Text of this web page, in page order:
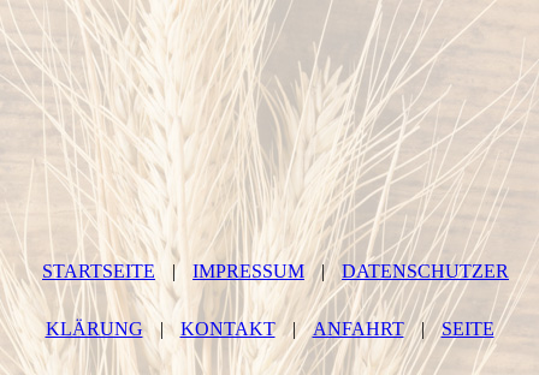
STARTSEITE | IMPRESSUM | DATENSCHUTZER
KLÄRUNG | KONTAKT | ANFAHRT | SEITE